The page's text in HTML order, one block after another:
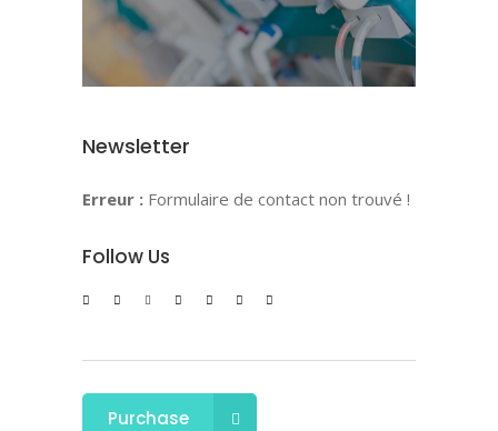
Newsletter
Erreur : Formulaire de contact non trouvé !
Follow Us
Purchase